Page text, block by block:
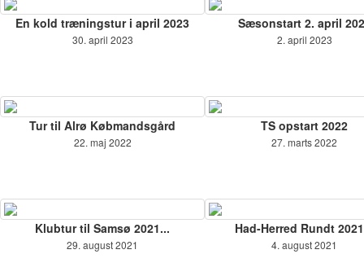
En kold træningstur i april 2023
30. april 2023
Sæsonstart 2. april
2. april 2023
Tur til Alrø Købmandsgård
22. maj 2022
TS opstart 2022
27. marts 2022
Klubtur til Samsø 2021...
29. august 2021
Had-Herred Rundt
4. august 2021